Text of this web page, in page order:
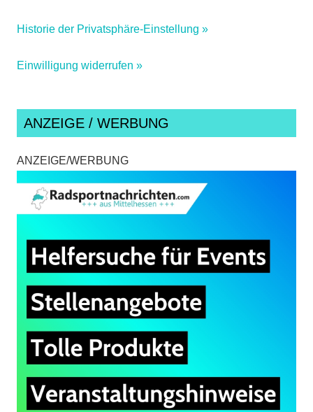
Historie der Privatsphäre-Einstellung »
Einwilligung widerrufen »
ANZEIGE / WERBUNG
ANZEIGE/WERBUNG